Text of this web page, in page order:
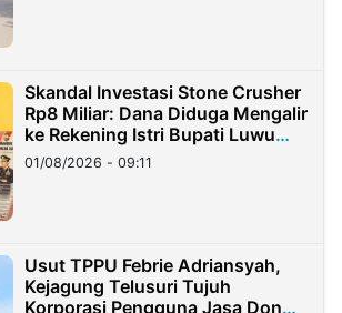
Skandal Investasi Stone Crusher
Rp8 Miliar: Dana Diduga Mengalir
ke Rekening Istri Bupati Luwu
Timur
01/08/2026 - 09:11
Usut TPPU Febrie Adriansyah,
Kejagung Telusuri Tujuh
Korporasi Pengguna Jasa Don